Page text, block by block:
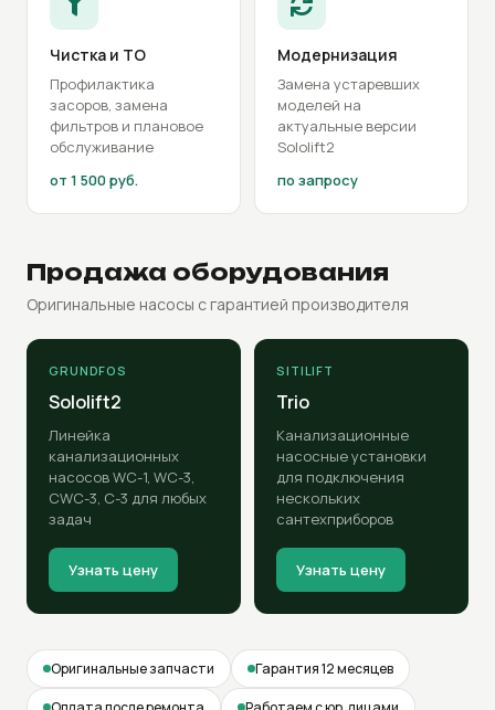
Чистка и ТО
Профилактика
засоров, замена
фильтров и плановое
обслуживание
от 1 500 руб.
Модернизация
Замена устаревших
моделей на
актуальные версии
Sololift2
по запросу
Продажа оборудования
Оригинальные насосы с гарантией производителя
GRUNDFOS
Sololift2
Линейка
канализационных
насосов WC-1, WC-3,
CWC-3, C-3 для любых
задач
Узнать цену
SITILIFT
Trio
Канализационные
насосные установки
для подключения
нескольких
сантехприборов
Узнать цену
Оригинальные запчасти Гарантия 12 месяцев